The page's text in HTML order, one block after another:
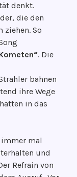
denkt.
die den
ziehen. So
. Die
bahnen
ihre Wege
in das
mal
und
Refrain von